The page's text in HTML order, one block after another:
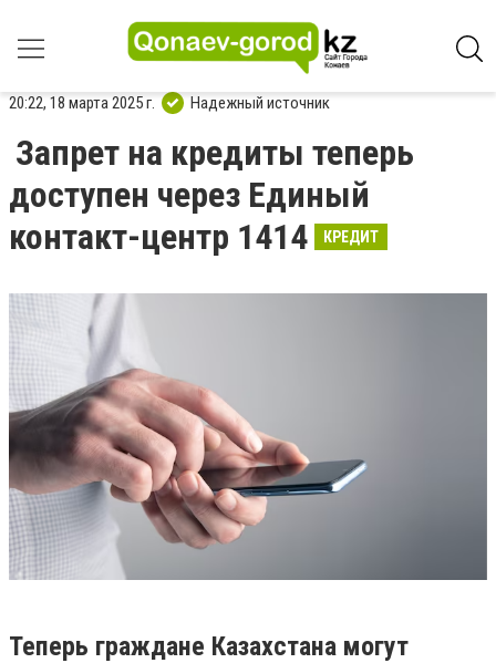
20:22, 18 марта 2025 г. Надежный источник
Запрет на кредиты теперь
доступен через Единый
контакт-центр 1414
КРЕДИТ
Теперь граждане Казахстана могут